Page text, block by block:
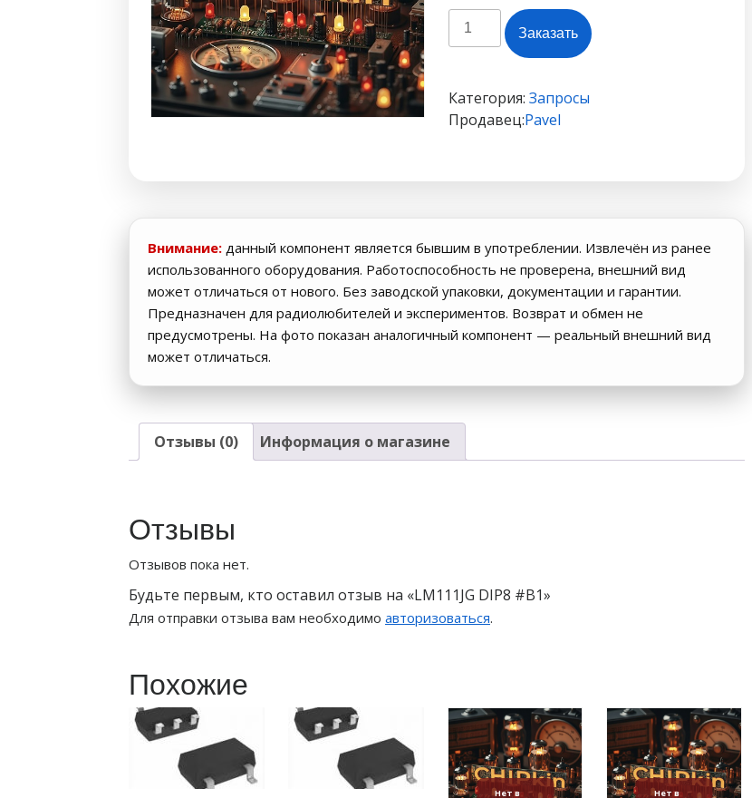
Количество
товара
#B1
Заказать
Категория: Запросы
Продавец:Pavel
Внимание: данный компонент является бывшим в употреблении. Извлечён из ранее
использованного оборудования. Работоспособность не проверена, внешний вид
может отличаться от нового. Без заводской упаковки, документации и гарантии.
Предназначен для радиолюбителей и экспериментов. Возврат и обмен не
предусмотрены. На фото показан аналогичный компонент — реальный внешний вид
может отличаться.
Отзывы (0) Информация о магазине
Отзывы
Отзывов пока нет.
Будьте первым, кто оставил отзыв на «LM111JG DIP8 #B1»
Для отправки отзыва вам необходимо авторизоваться.
Похожие
Нет в Нет в